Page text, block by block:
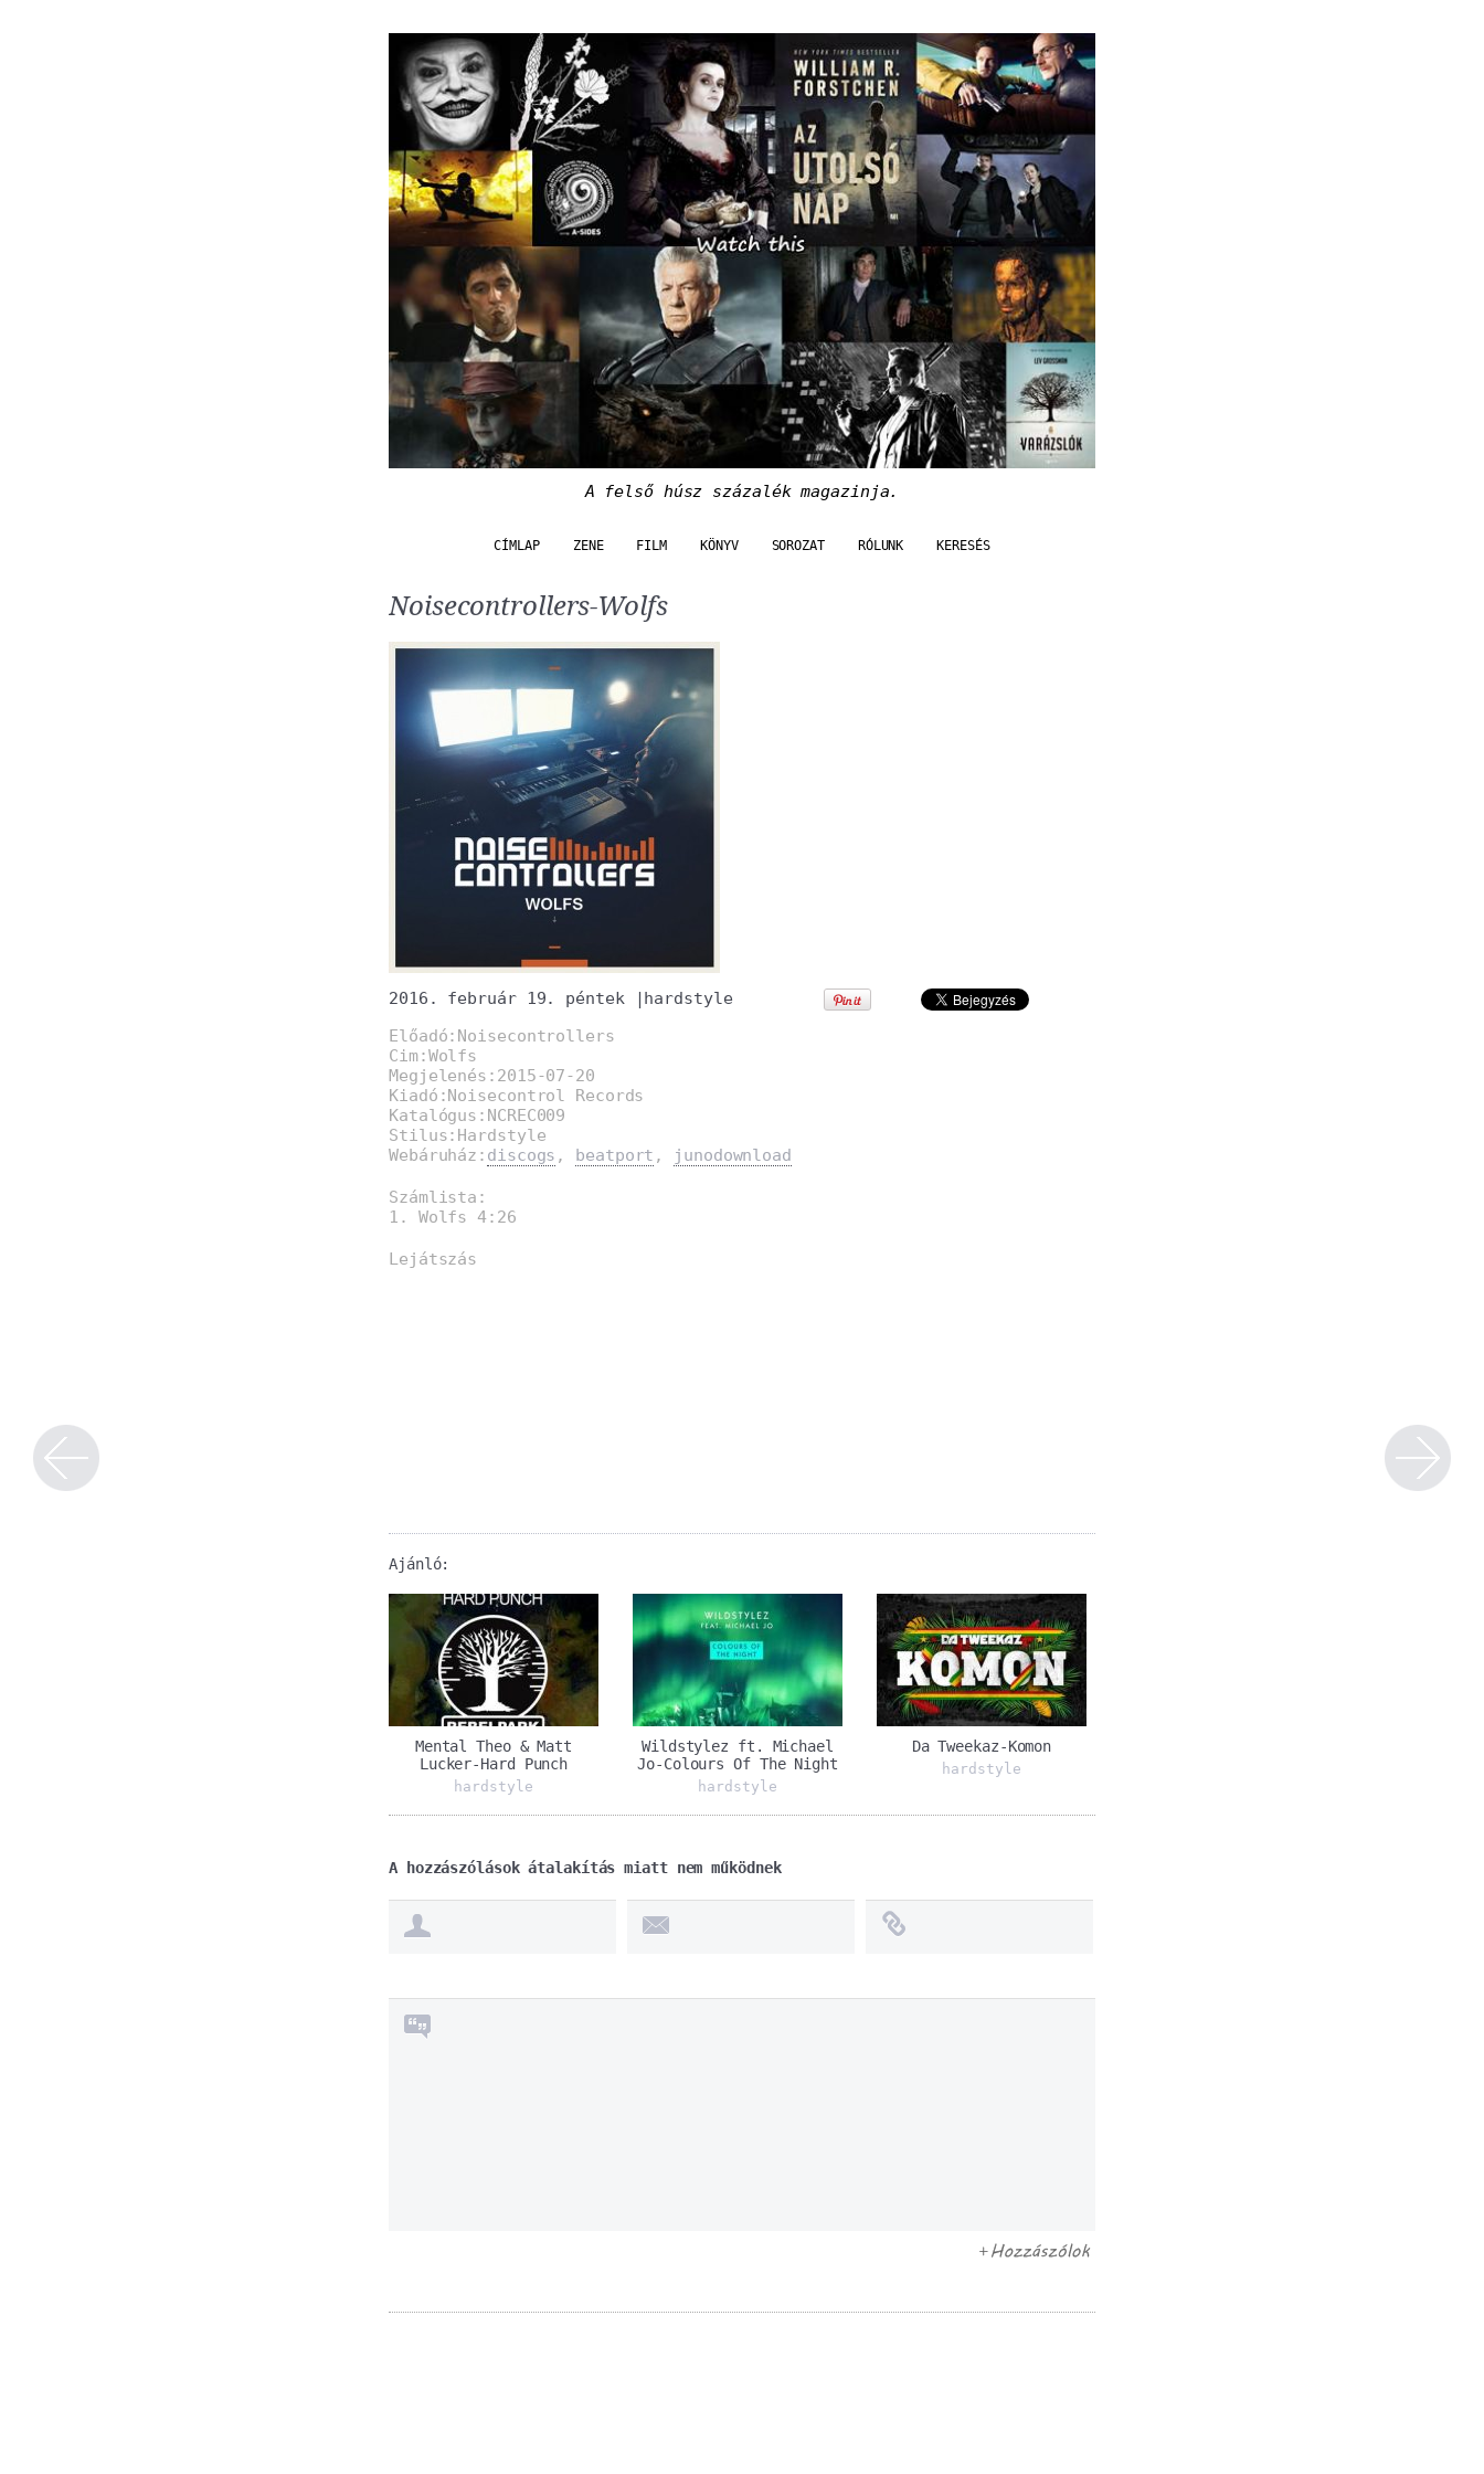
A felső húsz százalék magazinja.
CÍMLAP ZENE FILM KÖNYV SOROZAT RÓLUNK KERESÉS
Noisecontrollers-Wolfs
2016. február 19. péntek|hardstyle
Előadó:Noisecontrollers
Cim:Wolfs
Megjelenés:2015-07-20
Kiadó:Noisecontrol Records
Katalógus:NCREC009
Stilus:Hardstyle
Webáruház: discogs , beatport , junodownload
Számlista:
1. Wolfs 4:26
Lejátszás
Ajánló:
Mental Theo & Matt
Lucker-Hard Punch
hardstyle
Wildstylez ft. Michael
Jo-Colours Of The Night
hardstyle
Da Tweekaz-Komon
hardstyle
A hozzászólások átalakítás miatt nem működnek